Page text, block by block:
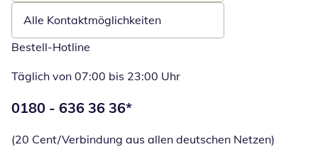
Alle Kontaktmöglichkeiten
Bestell-Hotline
Täglich von 07:00 bis 23:00 Uhr
Telefonnummer:
0180 - 636 36 36*
(20 Cent/Verbindung aus allen deutschen Netzen)